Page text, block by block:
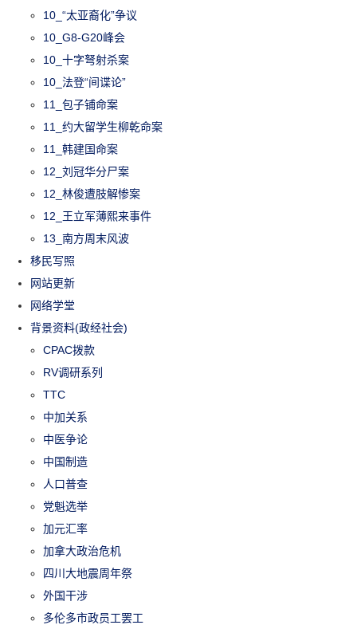
10_“太亚裔化”争议
10_G8-G20峰会
10_十字弩射杀案
10_法登“间谍论”
11_包子铺命案
11_约大留学生柳乾命案
11_韩建国命案
12_刘冠华分尸案
12_林俊遭肢解惨案
12_王立军薄熙来事件
13_南方周末风波
移民写照
网站更新
网络学堂
背景资料(政经社会)
CPAC拨款
RV调研系列
TTC
中加关系
中医争论
中国制造
人口普查
党魁选举
加元汇率
加拿大政治危机
四川大地震周年祭
外国干涉
多伦多市政员工罢工